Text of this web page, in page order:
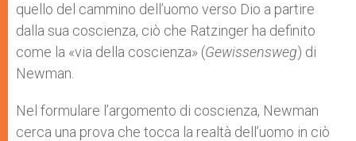
quello del cammino dell’uomo verso Dio a partire
dalla sua coscienza, ciò che Ratzinger ha definito
come la «via della coscienza» (Gewissensweg) di
Newman.
Nel formulare l’argomento di coscienza, Newman
cerca una prova che tocca la realtà dell’uomo in ciò